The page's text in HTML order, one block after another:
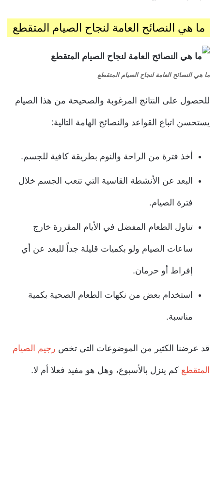
ما هي النصائح العامة لنجاح الصيام المتقطع
ما هي النصائح العامة لنجاح الصيام المتقطع
للحصول على النتائج المرغوبة والصحيحة من هذا الصيام
يستحسن اتباع القواعد والنصائح الهامة التالية:
أخذ فترة من الراحة والنوم بطريقة كافية للجسم.
البعد عن الأنشطة القاسية التي تتعب الجسم خلال
فترة الصيام.
تناول الطعام المفضل في الأيام المقررة خارج
ساعات الصيام ولو بكميات قليلة جداً للبعد عن أي
إفراط أو حرمان.
استخدام بعض من نكهات الطعام الصحية بكمية
مناسبة.
قد عرضنا الكثير من الموضوعات التي تخص رجيم الصيام
المتقطع كم ينزل بالأسبوع، وهل هو مفيد فعلا أم لا.